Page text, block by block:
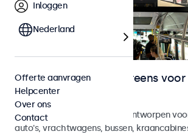
Monitoren en touchscreens voor
gebruik
Monitoren en touchscreens ontworpen
auto's, vrachtwagens, bussen,
Inloggen
Nederland
Offerte aanvragen
Helpcenter
Over ons
Contact